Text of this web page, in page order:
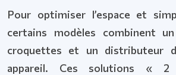
Pour optimiser l’espace et
certains modèles combinent
croquettes et un distributeur
appareil. Ces solutions «